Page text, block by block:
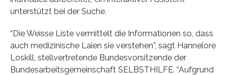
unterstützt bei der Suche.
“Die Weisse Liste vermittelt die Informationen so, dass
auch medizinische Laien sie verstehen”, sagt Hannelore
Loskill, stellvertretende Bundesvorsitzende der
Bundesarbeitsgemeinschaft SELBSTHILFE. “Aufgrund